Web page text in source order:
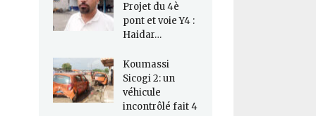
Projet du 4è
pont et voie Y4 :
Haidar…
Koumassi
Sicogi 2: un
véhicule
incontrôlé fait 4